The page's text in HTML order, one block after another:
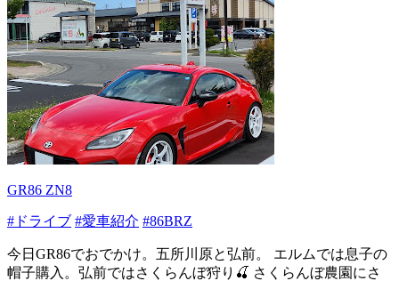
GR86 ZN8
#ドライブ #愛車紹介 #86BRZ
今日GR86でおでかけ。五所川原と弘前。 エルムでは息子の
帽子購入。弘前ではさくらんぼ狩り🍒 さくらんぼ農園にさ